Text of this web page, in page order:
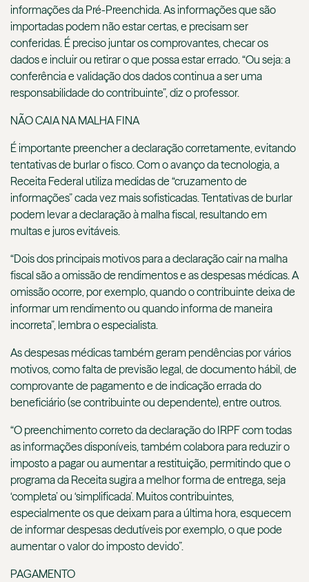
informações da Pré-Preenchida. As informações que são
importadas podem não estar certas, e precisam ser
conferidas. É preciso juntar os comprovantes, checar os
dados e incluir ou retirar o que possa estar errado. “Ou seja: a
conferência e validação dos dados continua a ser uma
responsabilidade do contribuinte”, diz o professor.
NÃO CAIA NA MALHA FINA
É importante preencher a declaração corretamente, evitando
tentativas de burlar o fisco. Com o avanço da tecnologia, a
Receita Federal utiliza medidas de “cruzamento de
informações” cada vez mais sofisticadas. Tentativas de burlar
podem levar a declaração à malha fiscal, resultando em
multas e juros evitáveis.
“Dois dos principais motivos para a declaração cair na malha
fiscal são a omissão de rendimentos e as despesas médicas. A
omissão ocorre, por exemplo, quando o contribuinte deixa de
informar um rendimento ou quando informa de maneira
incorreta”, lembra o especialista.
As despesas médicas também geram pendências por vários
motivos, como falta de previsão legal, de documento hábil, de
comprovante de pagamento e de indicação errada do
beneficiário (se contribuinte ou dependente), entre outros.
“O preenchimento correto da declaração do IRPF com todas
as informações disponíveis, também colabora para reduzir o
imposto a pagar ou aumentar a restituição, permitindo que o
programa da Receita sugira a melhor forma de entrega, seja
‘completa’ ou ‘simplificada’. Muitos contribuintes,
especialmente os que deixam para a última hora, esquecem
de informar despesas dedutíveis por exemplo, o que pode
aumentar o valor do imposto devido”.
PAGAMENTO